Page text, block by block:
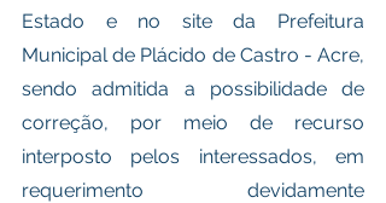
Estado e no site da Prefeitura
Municipal de Plácido de Castro - Acre,
sendo admitida a possibilidade de
correção, por meio de recurso
interposto pelos interessados, em
requerimento devidamente